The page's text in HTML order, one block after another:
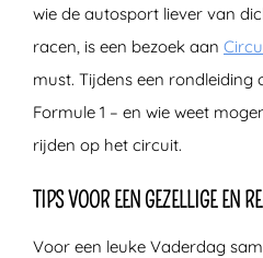
wie de autosport liever van
racen, is een bezoek aan
must. Tijdens een rondleiding
Formule 1 – en wie weet
rijden op het circuit.
TIPS VOOR EEN GEZELLIGE EN
Voor een leuke Vaderdag